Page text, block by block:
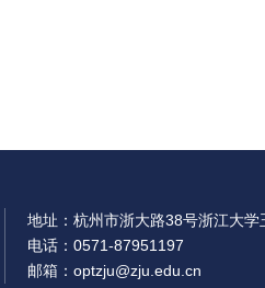
地址：杭州市浙大路38号浙江大学
电话：0571-87951197
邮箱：optzju@zju.edu.cn